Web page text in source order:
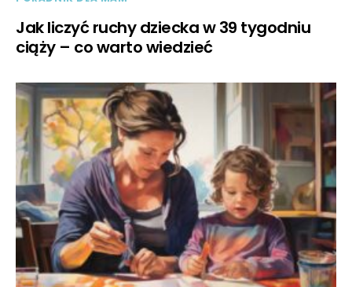
Jak liczyć ruchy dziecka w 39 tygodniu
ciąży – co warto wiedzieć